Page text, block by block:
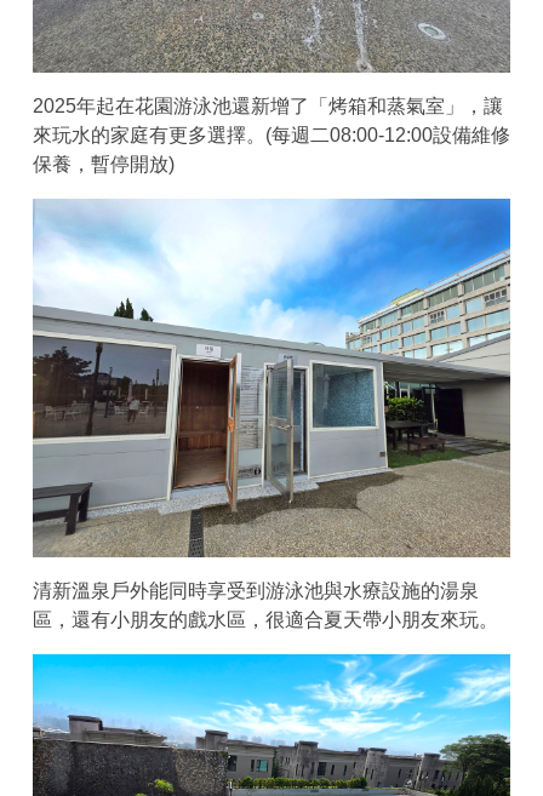
2025年起在花園游泳池還新增了「烤箱和蒸氣室」，讓
來玩水的家庭有更多選擇。(每週二08:00-12:00設備維修
保養，暫停開放)
清新溫泉戶外能同時享受到游泳池與水療設施的湯泉
區，還有小朋友的戲水區，很適合夏天帶小朋友來玩。